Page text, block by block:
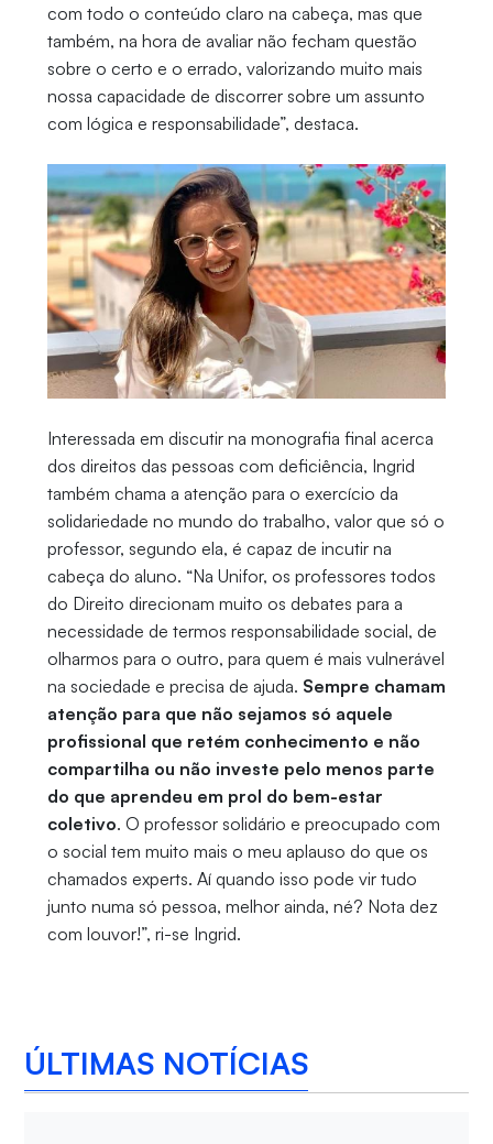
com todo o conteúdo claro na cabeça, mas que
também, na hora de avaliar não fecham questão
sobre o certo e o errado, valorizando muito mais
nossa capacidade de discorrer sobre um assunto
com lógica e responsabilidade”, destaca.
Interessada em discutir na monografia final acerca
dos direitos das pessoas com deficiência, Ingrid
também chama a atenção para o exercício da
solidariedade no mundo do trabalho, valor que só o
professor, segundo ela, é capaz de incutir na
cabeça do aluno. “Na Unifor, os professores todos
do Direito direcionam muito os debates para a
necessidade de termos responsabilidade social, de
olharmos para o outro, para quem é mais vulnerável
na sociedade e precisa de ajuda. Sempre chamam
atenção para que não sejamos só aquele
profissional que retém conhecimento e não
compartilha ou não investe pelo menos parte
do que aprendeu em prol do bem-estar
coletivo. O professor solidário e preocupado com
o social tem muito mais o meu aplauso do que os
chamados experts. Aí quando isso pode vir tudo
junto numa só pessoa, melhor ainda, né? Nota dez
com louvor!”, ri-se Ingrid.
ÚLTIMAS NOTÍCIAS